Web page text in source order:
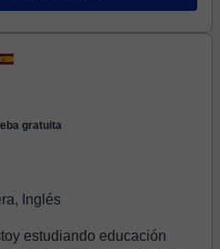
gratuita
Inglés
estudiando educación